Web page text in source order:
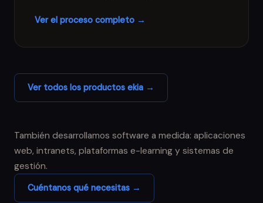
Ver el proceso completo →
Ver todos los productos ekia →
También desarrollamos software a medida: aplicaciones
web, intranets, plataformas e-learning y sistemas de
gestión.
Cuéntanos qué necesitas →